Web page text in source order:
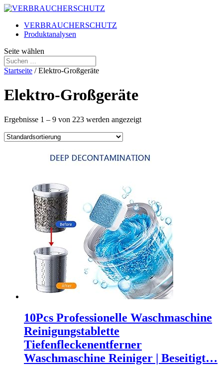
VERBRAUCHERSCHUTZ
Produktanalysen
Seite wählen
Startseite / Elektro-Großgeräte
Elektro-Großgeräte
Ergebnisse 1 – 9 von 223 werden angezeigt
10Pcs Professionelle Waschmaschine
Reinigungstablette
Tiefenfleckenentferner
Waschmaschine Reiniger | Beseitigt…